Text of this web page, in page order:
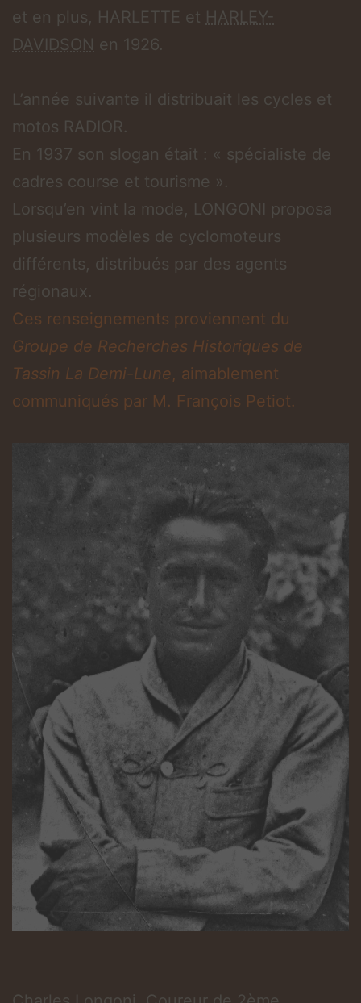
et en plus, HARLETTE et HARLEY-
DAVIDSON en 1926.
L’année suivante il distribuait les cycles et
motos RADIOR.
En 1937 son slogan était : « spécialiste de
cadres course et tourisme ».
Lorsqu’en vint la mode, LONGONI proposa
plusieurs modèles de cyclomoteurs
différents, distribués par des agents
régionaux.
Ces renseignements proviennent du
Groupe de Recherches Historiques de
Tassin La Demi-Lune, aimablement
communiqués par M. François Petiot.